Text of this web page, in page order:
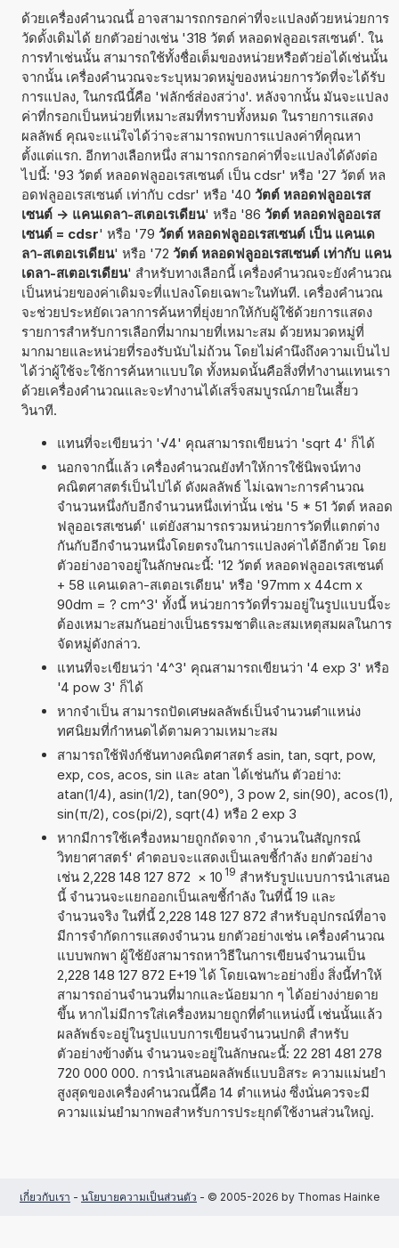
ด้วยเครื่องคำนวณนี้ อาจสามารถกรอกค่าที่จะแปลงด้วยหน่วยการ
วัดดั้งเดิมได้ ยกตัวอย่างเช่น '318 วัตต์ หลอดฟลูออเรสเซนต์'. ใน
การทำเช่นนั้น สามารถใช้ทั้งชื่อเต็มของหน่วยหรือตัวย่อได้เช่นนั้น
จากนั้น เครื่องคำนวณจะระบุหมวดหมู่ของหน่วยการวัดที่จะได้รับ
การแปลง, ในกรณีนี้คือ 'ฟลักซ์ส่องสว่าง'. หลังจากนั้น มันจะแปลง
ค่าที่กรอกเป็นหน่วยที่เหมาะสมที่ทราบทั้งหมด ในรายการแสดง
ผลลัพธ์ คุณจะแน่ใจได้ว่าจะสามารถพบการแปลงค่าที่คุณหา
ตั้งแต่แรก. อีกทางเลือกหนึ่ง สามารถกรอกค่าที่จะแปลงได้ดังต่อ
ไปนี้: '93 วัตต์ หลอดฟลูออเรสเซนต์ เป็น cdsr' หรือ '27 วัตต์ หล
อดฟลูออเรสเซนต์ เท่ากับ cdsr' หรือ '40 วัตต์ หลอดฟลูออเรส
เซนต์ -> แคนเดลา-สเตอเรเดียน' หรือ '86 วัตต์ หลอดฟลูออเรส
เซนต์ = cdsr' หรือ '79 วัตต์ หลอดฟลูออเรสเซนต์ เป็น แคนเด
ลา-สเตอเรเดียน' หรือ '72 วัตต์ หลอดฟลูออเรสเซนต์ เท่ากับ แคน
เดลา-สเตอเรเดียน' สำหรับทางเลือกนี้ เครื่องคำนวณจะยังคำนวณ
เป็นหน่วยของค่าเดิมจะที่แปลงโดยเฉพาะในทันที. เครื่องคำนวณ
จะช่วยประหยัดเวลาการค้นหาที่ยุ่งยากให้กับผู้ใช้ด้วยการแสดง
รายการสำหรับการเลือกที่มากมายที่เหมาะสม ด้วยหมวดหมู่ที่
มากมายและหน่วยที่รองรับนับไม่ถ้วน โดยไม่คำนึงถึงความเป็นไป
ได้ว่าผู้ใช้จะใช้การค้นหาแบบใด ทั้งหมดนั้นคือสิ่งที่ทำงานแทนเรา
ด้วยเครื่องคำนวณและจะทำงานได้เสร็จสมบูรณ์ภายในเสี้ยว
วินาที.
แทนที่จะเขียนว่า '√4' คุณสามารถเขียนว่า 'sqrt 4' ก็ได้
นอกจากนี้แล้ว เครื่องคำนวณยังทำให้การใช้นิพจน์ทาง
คณิตศาสตร์เป็นไปได้ ดังผลลัพธ์ ไม่เฉพาะการคำนวณ
จำนวนหนึ่งกับอีกจำนวนหนึ่งเท่านั้น เช่น '5 * 51 วัตต์ หลอด
ฟลูออเรสเซนต์' แต่ยังสามารถรวมหน่วยการวัดที่แตกต่าง
กันกับอีกจำนวนหนึ่งโดยตรงในการแปลงค่าได้อีกด้วย โดย
ตัวอย่างอาจอยู่ในลักษณะนี้: '12 วัตต์ หลอดฟลูออเรสเซนต์
+ 58 แคนเดลา-สเตอเรเดียน' หรือ '97mm x 44cm x
90dm = ? cm^3' ทั้งนี้ หน่วยการวัดที่รวมอยู่ในรูปแบบนี้จะ
ต้องเหมาะสมกันอย่างเป็นธรรมชาติและสมเหตุสมผลในการ
จัดหมู่ดังกล่าว.
แทนที่จะเขียนว่า '4^3' คุณสามารถเขียนว่า '4 exp 3' หรือ
'4 pow 3' ก็ได้
หากจำเป็น สามารถปัดเศษผลลัพธ์เป็นจำนวนตำแหน่ง
ทศนิยมที่กำหนดได้ตามความเหมาะสม
สามารถใช้ฟังก์ชันทางคณิตศาสตร์ asin, tan, sqrt, pow,
exp, cos, acos, sin และ atan ได้เช่นกัน ตัวอย่าง:
atan(1/4), asin(1/2), tan(90°), 3 pow 2, sin(90), acos(1),
sin(π/2), cos(pi/2), sqrt(4) หรือ 2 exp 3
หากมีการใช้เครื่องหมายถูกถัดจาก ,จำนวนในสัญกรณ์
วิทยาศาสตร์' คำตอบจะแสดงเป็นเลขชี้กำลัง ยกตัวอย่าง
เช่น 2,228 148 127 872 × 10 19 สำหรับรูปแบบการนำเสนอ
นี้ จำนวนจะแยกออกเป็นเลขชี้กำลัง ในที่นี้ 19 และ
จำนวนจริง ในที่นี้ 2,228 148 127 872 สำหรับอุปกรณ์ที่อาจ
มีการจำกัดการแสดงจำนวน ยกตัวอย่างเช่น เครื่องคำนวณ
แบบพกพา ผู้ใช้ยังสามารถหาวิธีในการเขียนจำนวนเป็น
2,228 148 127 872 E+19 ได้ โดยเฉพาะอย่างยิ่ง สิ่งนี้ทำให้
สามารถอ่านจำนวนที่มากและน้อยมาก ๆ ได้อย่างง่ายดาย
ขึ้น หากไม่มีการใส่เครื่องหมายถูกที่ตำแหน่งนี้ เช่นนั้นแล้ว
ผลลัพธ์จะอยู่ในรูปแบบการเขียนจำนวนปกติ สำหรับ
ตัวอย่างข้างต้น จำนวนจะอยู่ในลักษณะนี้: 22 281 481 278
720 000 000. การนำเสนอผลลัพธ์แบบอิสระ ความแม่นยำ
สูงสุดของเครื่องคำนวณนี้คือ 14 ตำแหน่ง ซึ่งนั่นควรจะมี
ความแม่นยำมากพอสำหรับการประยุกต์ใช้งานส่วนใหญ่.
เกี่ยวกับเรา - นโยบายความเป็นส่วนตัว - © 2005-2026 by Thomas Hainke